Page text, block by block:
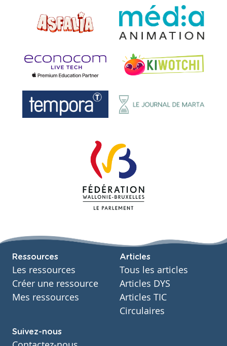
Ressources
Les ressources
Créer une ressource
Mes ressources
Articles
Tous les articles
Articles DYS
Articles TIC
Circulaires
Suivez-nous